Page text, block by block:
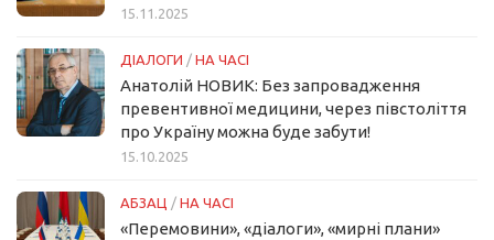
15.11.2025
ДІАЛОГИ / НА ЧАСІ
Анатолій НОВИК: Без запровадження
превентивної медицини, через півстоліття
про Україну можна буде забути!
15.10.2025
АБЗАЦ / НА ЧАСІ
«Перемовини», «діалоги», «мирні плани»